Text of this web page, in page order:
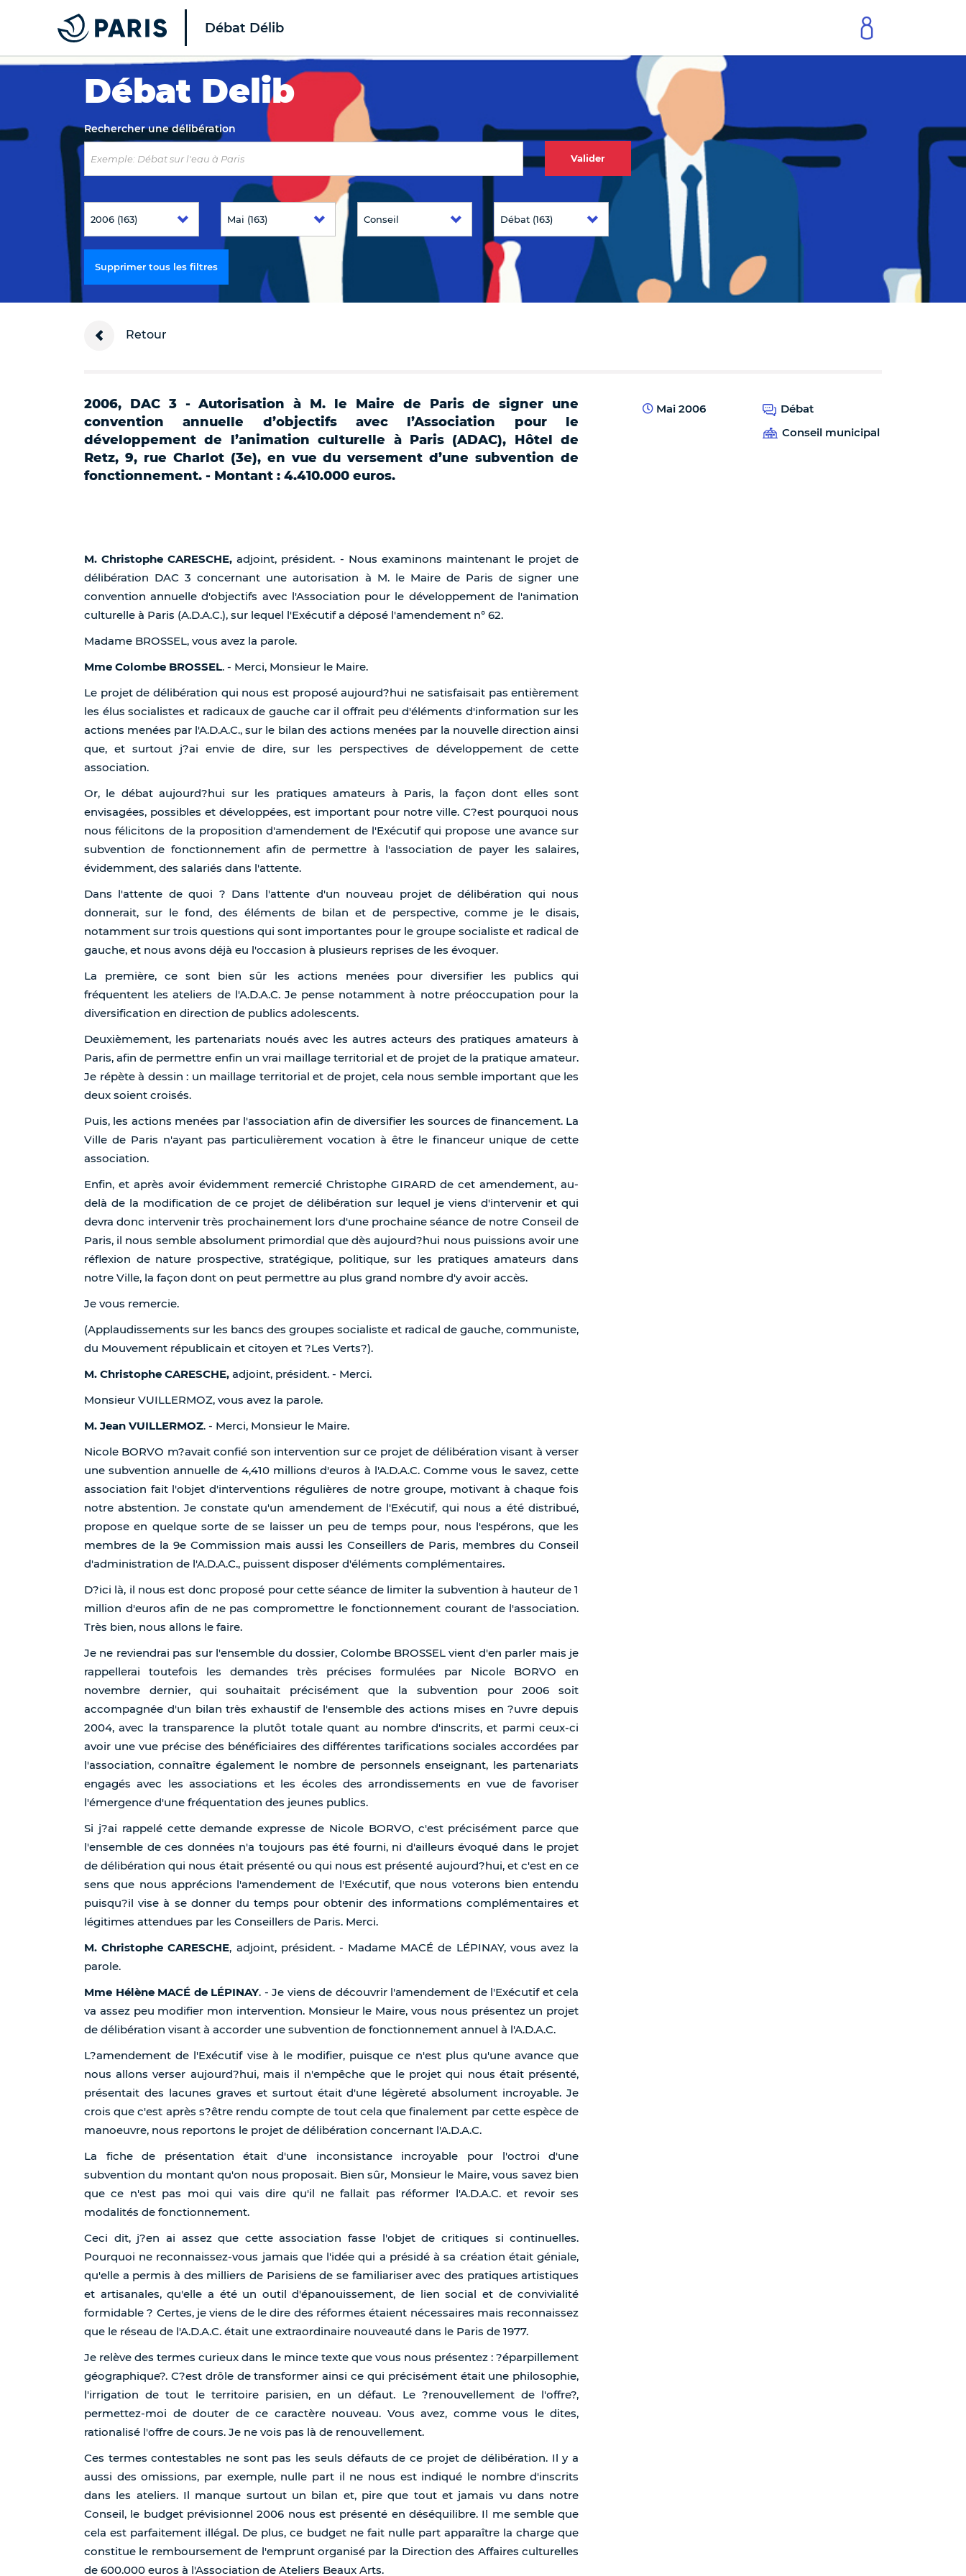
Top of the page
Débat Délib
Débat Delib
Rechercher une délibération
Valider
Supprimer tous les filtres
Retour
2006, DAC 3 - Autorisation à M. le Maire de Paris de signer une
convention annuelle d’objectifs avec l’Association pour le
développement de l’animation culturelle à Paris (ADAC), Hôtel de
Retz, 9, rue Charlot (3e), en vue du versement d’une subvention de
fonctionnement. - Montant : 4.410.000 euros.
M. Christophe CARESCHE, adjoint, président. - Nous examinons maintenant le projet de
délibération DAC 3 concernant une autorisation à M. le Maire de Paris de signer une
convention annuelle d'objectifs avec l'Association pour le développement de l'animation
culturelle à Paris (A.D.A.C.), sur lequel l'Exécutif a déposé l'amendement n° 62.
Madame BROSSEL, vous avez la parole.
Mme Colombe BROSSEL. - Merci, Monsieur le Maire.
Le projet de délibération qui nous est proposé aujourd?hui ne satisfaisait pas entièrement
les élus socialistes et radicaux de gauche car il offrait peu d'éléments d'information sur les
actions menées par l'A.D.A.C., sur le bilan des actions menées par la nouvelle direction ainsi
que, et surtout j?ai envie de dire, sur les perspectives de développement de cette
association.
Or, le débat aujourd?hui sur les pratiques amateurs à Paris, la façon dont elles sont
envisagées, possibles et développées, est important pour notre ville. C?est pourquoi nous
nous félicitons de la proposition d'amendement de l'Exécutif qui propose une avance sur
subvention de fonctionnement afin de permettre à l'association de payer les salaires,
évidemment, des salariés dans l'attente.
Dans l'attente de quoi ? Dans l'attente d'un nouveau projet de délibération qui nous
donnerait, sur le fond, des éléments de bilan et de perspective, comme je le disais,
notamment sur trois questions qui sont importantes pour le groupe socialiste et radical de
gauche, et nous avons déjà eu l'occasion à plusieurs reprises de les évoquer.
La première, ce sont bien sûr les actions menées pour diversifier les publics qui
fréquentent les ateliers de l'A.D.A.C. Je pense notamment à notre préoccupation pour la
diversification en direction de publics adolescents.
Deuxièmement, les partenariats noués avec les autres acteurs des pratiques amateurs à
Paris, afin de permettre enfin un vrai maillage territorial et de projet de la pratique amateur.
Je répète à dessin : un maillage territorial et de projet, cela nous semble important que les
deux soient croisés.
Puis, les actions menées par l'association afin de diversifier les sources de financement. La
Ville de Paris n'ayant pas particulièrement vocation à être le financeur unique de cette
association.
Enfin, et après avoir évidemment remercié Christophe GIRARD de cet amendement, au-
delà de la modification de ce projet de délibération sur lequel je viens d'intervenir et qui
devra donc intervenir très prochainement lors d'une prochaine séance de notre Conseil de
Paris, il nous semble absolument primordial que dès aujourd?hui nous puissions avoir une
réflexion de nature prospective, stratégique, politique, sur les pratiques amateurs dans
notre Ville, la façon dont on peut permettre au plus grand nombre d'y avoir accès.
Je vous remercie.
(Applaudissements sur les bancs des groupes socialiste et radical de gauche, communiste,
du Mouvement républicain et citoyen et ?Les Verts?).
M. Christophe CARESCHE, adjoint, président. - Merci.
Monsieur VUILLERMOZ, vous avez la parole.
M. Jean VUILLERMOZ. - Merci, Monsieur le Maire.
Nicole BORVO m?avait confié son intervention sur ce projet de délibération visant à verser
une subvention annuelle de 4,410 millions d'euros à l'A.D.A.C. Comme vous le savez, cette
association fait l'objet d'interventions régulières de notre groupe, motivant à chaque fois
notre abstention. Je constate qu'un amendement de l'Exécutif, qui nous a été distribué,
propose en quelque sorte de se laisser un peu de temps pour, nous l'espérons, que les
membres de la 9e Commission mais aussi les Conseillers de Paris, membres du Conseil
d'administration de l'A.D.A.C., puissent disposer d'éléments complémentaires.
D?ici là, il nous est donc proposé pour cette séance de limiter la subvention à hauteur de 1
million d'euros afin de ne pas compromettre le fonctionnement courant de l'association.
Très bien, nous allons le faire.
Je ne reviendrai pas sur l'ensemble du dossier, Colombe BROSSEL vient d'en parler mais je
rappellerai toutefois les demandes très précises formulées par Nicole BORVO en
novembre dernier, qui souhaitait précisément que la subvention pour 2006 soit
accompagnée d'un bilan très exhaustif de l'ensemble des actions mises en ?uvre depuis
2004, avec la transparence la plutôt totale quant au nombre d'inscrits, et parmi ceux-ci
avoir une vue précise des bénéficiaires des différentes tarifications sociales accordées par
l'association, connaître également le nombre de personnels enseignant, les partenariats
engagés avec les associations et les écoles des arrondissements en vue de favoriser
l'émergence d'une fréquentation des jeunes publics.
Si j?ai rappelé cette demande expresse de Nicole BORVO, c'est précisément parce que
l'ensemble de ces données n'a toujours pas été fourni, ni d'ailleurs évoqué dans le projet
de délibération qui nous était présenté ou qui nous est présenté aujourd?hui, et c'est en ce
sens que nous apprécions l'amendement de l'Exécutif, que nous voterons bien entendu
puisqu?il vise à se donner du temps pour obtenir des informations complémentaires et
légitimes attendues par les Conseillers de Paris. Merci.
M. Christophe CARESCHE, adjoint, président. - Madame MACÉ de LÉPINAY, vous avez la
parole.
Mme Hélène MACÉ de LÉPINAY. - Je viens de découvrir l'amendement de l'Exécutif et cela
va assez peu modifier mon intervention. Monsieur le Maire, vous nous présentez un projet
de délibération visant à accorder une subvention de fonctionnement annuel à l'A.D.A.C.
L?amendement de l'Exécutif vise à le modifier, puisque ce n'est plus qu'une avance que
nous allons verser aujourd?hui, mais il n'empêche que le projet qui nous était présenté,
présentait des lacunes graves et surtout était d'une légèreté absolument incroyable. Je
crois que c'est après s?être rendu compte de tout cela que finalement par cette espèce de
manoeuvre, nous reportons le projet de délibération concernant l'A.D.A.C.
La fiche de présentation était d'une inconsistance incroyable pour l'octroi d'une
subvention du montant qu'on nous proposait. Bien sûr, Monsieur le Maire, vous savez bien
que ce n'est pas moi qui vais dire qu'il ne fallait pas réformer l'A.D.A.C. et revoir ses
modalités de fonctionnement.
Ceci dit, j?en ai assez que cette association fasse l'objet de critiques si continuelles.
Pourquoi ne reconnaissez-vous jamais que l'idée qui a présidé à sa création était géniale,
qu'elle a permis à des milliers de Parisiens de se familiariser avec des pratiques artistiques
et artisanales, qu'elle a été un outil d'épanouissement, de lien social et de convivialité
formidable ? Certes, je viens de le dire des réformes étaient nécessaires mais reconnaissez
que le réseau de l'A.D.A.C. était une extraordinaire nouveauté dans le Paris de 1977.
Je relève des termes curieux dans le mince texte que vous nous présentez : ?éparpillement
géographique?. C?est drôle de transformer ainsi ce qui précisément était une philosophie,
l'irrigation de tout le territoire parisien, en un défaut. Le ?renouvellement de l'offre?,
permettez-moi de douter de ce caractère nouveau. Vous avez, comme vous le dites,
rationalisé l'offre de cours. Je ne vois pas là de renouvellement.
Ces termes contestables ne sont pas les seuls défauts de ce projet de délibération. Il y a
aussi des omissions, par exemple, nulle part il ne nous est indiqué le nombre d'inscrits
dans les ateliers. Il manque surtout un bilan et, pire que tout et jamais vu dans notre
Conseil, le budget prévisionnel 2006 nous est présenté en déséquilibre. Il me semble que
cela est parfaitement illégal. De plus, ce budget ne fait nulle part apparaître la charge que
constitue le remboursement de l'emprunt organisé par la Direction des Affaires culturelles
de 600.000 euros à l'Association de Ateliers Beaux Arts.
Mai 2006
Débat
Conseil municipal